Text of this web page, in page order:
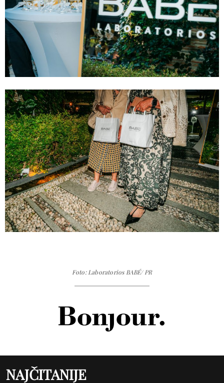
Foto: Laboratorios BABÉ/ PR
NAJČITANIJE